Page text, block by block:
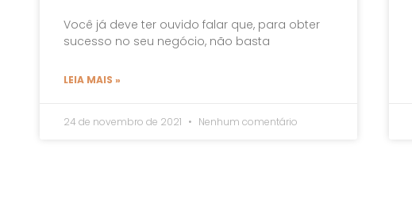
Você já deve ter ouvido falar que, para obter
sucesso no seu negócio, não basta
LEIA MAIS »
24 de novembro de 2021 Nenhum comentário